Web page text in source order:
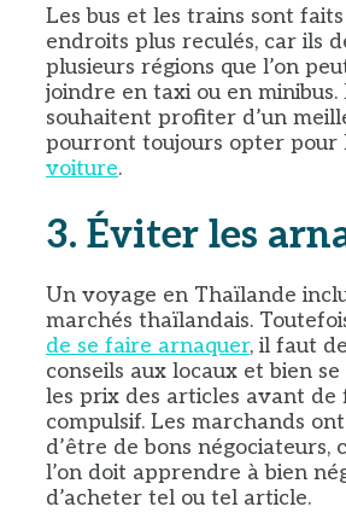
Les bus et les trains sont
endroits plus reculés, car ils
plusieurs régions que l’on
joindre en taxi ou en minibus.
souhaitent profiter d’un
pourront toujours opter pour
voiture.
3. Éviter les
Un voyage en Thaïlande
marchés thaïlandais.
de se faire arnaquer, il faut
conseils aux locaux et bien
les prix des articles avant de
compulsif. Les marchands
d’être de bons négociateurs,
l’on doit apprendre à bien
d’acheter tel ou tel article.